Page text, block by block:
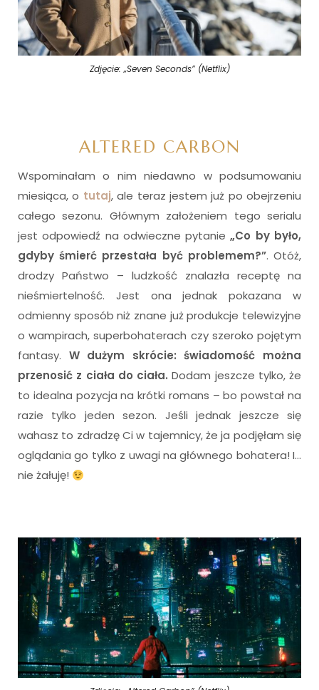
Zdjęcie: „Seven Seconds” (Netflix)
ALTERED CARBON
Wspominałam o nim niedawno w podsumowaniu
miesiąca, o tutaj, ale teraz jestem już po obejrzeniu
całego sezonu. Głównym założeniem tego serialu
jest odpowiedź na odwieczne pytanie „Co by było,
gdyby śmierć przestała być problemem?”. Otóż,
drodzy Państwo – ludzkość znalazła receptę na
nieśmiertelność. Jest ona jednak pokazana w
odmienny sposób niż znane już produkcje telewizyjne
o wampirach, superbohaterach czy szeroko pojętym
fantasy. W dużym skrócie: świadomość można
przenosić z ciała do ciała. Dodam jeszcze tylko, że
to idealna pozycja na krótki romans – bo powstał na
razie tylko jeden sezon. Jeśli jednak jeszcze się
wahasz to zdradzę Ci w tajemnicy, że ja podjęłam się
oglądania go tylko z uwagi na głównego bohatera! I…
nie żałuję!